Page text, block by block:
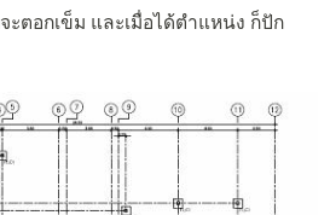
ะตอกเข็ม และเมื่อได้ตำแหน่ง ก็ปัก